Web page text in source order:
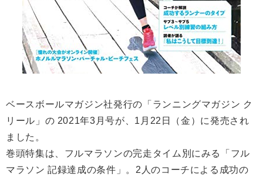
ベースボールマガジン社発行の「ランニングマガジン ク
リール」の 2021年3月号が、1月22日（金）に発売され
ました。
巻頭特集は、フルマラソンの完走タイム別にみる「フル
マラソン 記録達成の条件」。2人のコーチによる成功の